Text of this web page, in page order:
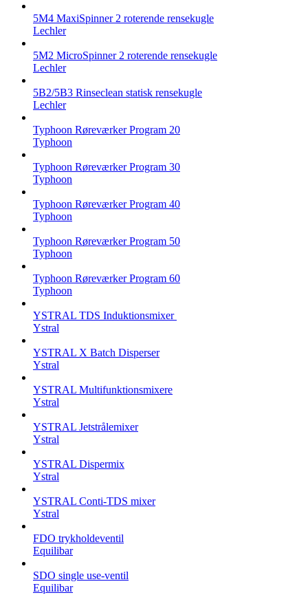
5M4 MaxiSpinner 2 roterende rensekugle
Lechler
5M2 MicroSpinner 2 roterende rensekugle
Lechler
5B2/5B3 Rinseclean statisk rensekugle
Lechler
Typhoon Røreværker Program 20
Typhoon
Typhoon Røreværker Program 30
Typhoon
Typhoon Røreværker Program 40
Typhoon
Typhoon Røreværker Program 50
Typhoon
Typhoon Røreværker Program 60
Typhoon
YSTRAL TDS Induktionsmixer ‍
Ystral
YSTRAL X Batch Disperser
Ystral
YSTRAL Multifunktionsmixere‍
Ystral
YSTRAL Jetstrålemixer
Ystral
YSTRAL Dispermix
Ystral
YSTRAL Conti-TDS mixer
Ystral
FDO trykholdeventil
Equilibar
SDO single use-ventil
Equilibar